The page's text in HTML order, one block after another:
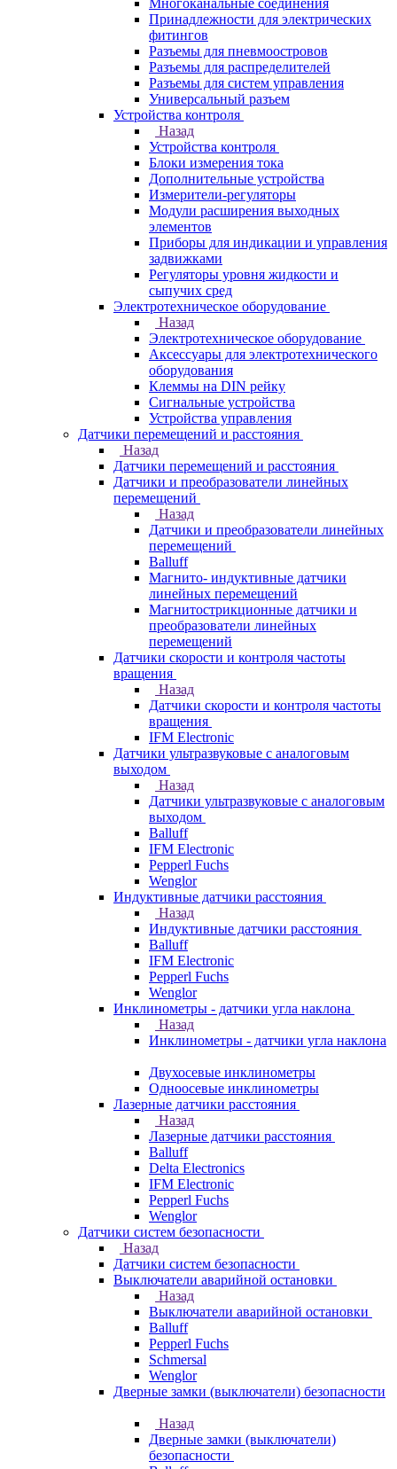
Многоканальные соединения
Принадлежности для электрических
фитингов
Разъемы для пневмоостровов
Разъемы для распределителей
Разъемы для систем управления
Универсальный разъем
Устройства контроля
Назад
Устройства контроля
Блоки измерения тока
Дополнительные устройства
Измерители-регуляторы
Модули расширения выходных
элементов
Приборы для индикации и управления
задвижками
Регуляторы уровня жидкости и
сыпучих сред
Электротехническое оборудование
Назад
Электротехническое оборудование
Аксессуары для электротехнического
оборудования
Клеммы на DIN рейку
Сигнальные устройства
Устройства управления
Датчики перемещений и расстояния
Назад
Датчики перемещений и расстояния
Датчики и преобразователи линейных
перемещений
Назад
Датчики и преобразователи линейных
перемещений
Balluff
Магнито- индуктивные датчики
линейных перемещений
Магнитострикционные датчики и
преобразователи линейных
перемещений
Датчики скорости и контроля частоты
вращения
Назад
Датчики скорости и контроля частоты
вращения
IFM Electronic
Датчики ультразвуковые с аналоговым
выходом
Назад
Датчики ультразвуковые с аналоговым
выходом
Balluff
IFM Electronic
Pepperl Fuchs
Wenglor
Индуктивные датчики расстояния
Назад
Индуктивные датчики расстояния
Balluff
IFM Electronic
Pepperl Fuchs
Wenglor
Инклинометры - датчики угла наклона
Назад
Инклинометры - датчики угла наклона
Двухосевые инклинометры
Одноосевые инклинометры
Лазерные датчики расстояния
Назад
Лазерные датчики расстояния
Balluff
Delta Electronics
IFM Electronic
Pepperl Fuchs
Wenglor
Датчики систем безопасности
Назад
Датчики систем безопасности
Выключатели аварийной остановки
Назад
Выключатели аварийной остановки
Balluff
Pepperl Fuchs
Schmersal
Wenglor
Дверные замки (выключатели) безопасности
Назад
Дверные замки (выключатели)
безопасности